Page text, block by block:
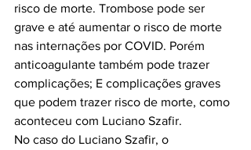
risco de morte. Trombose pode ser
grave e até aumentar o risco de morte
nas internações por COVID. Porém
anticoagulante também pode trazer
complicações; E complicações graves
que podem trazer risco de morte, como
aconteceu com Luciano Szafir.
No caso do Luciano Szafir, o